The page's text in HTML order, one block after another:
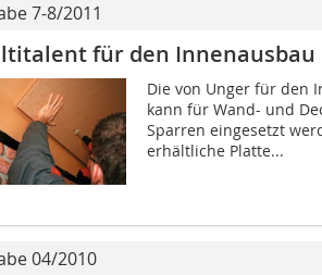
7-8/2011
für den Innenausbau
Die von Unger für den
kann für Wand- und
Sparren eingesetzt
erhältliche Platte...
04/2010